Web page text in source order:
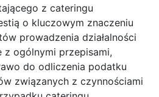
z cateringu
o kluczowym znaczeniu
prowadzenia działalności
z ogólnymi przepisami,
do odliczenia podatku
związanych z czynnościami